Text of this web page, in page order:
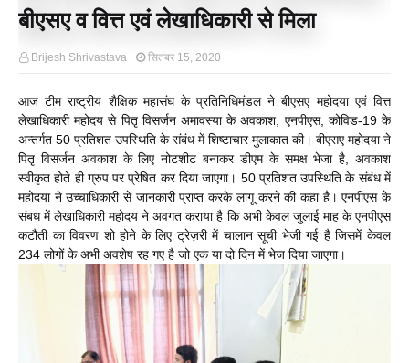
बीएसए व वित्त एवं लेखाधिकारी से मिला
Brijesh Shrivastava सितंबर 15, 2020
आज टीम राष्ट्रीय शैक्षिक महासंघ के प्रतिनिधिमंडल ने बीएसए महोदया एवं वित्त
लेखाधिकारी महोदय से पितृ विसर्जन अमावस्या के अवकाश, एनपीएस, कोविड-19 के
अन्तर्गत 50 प्रतिशत उपस्थिति के संबंध में शिष्टाचार मुलाकात की। बीएसए महोदया ने
पितृ विसर्जन अवकाश के लिए नोटशीट बनाकर डीएम के समक्ष भेजा है, अवकाश
स्वीकृत होते ही ग्रुप पर प्रेषित कर दिया जाएगा। 50 प्रतिशत उपस्थिति के संबंध में
महोदया ने उच्चाधिकारी से जानकारी प्राप्त करके लागू करने की कहा है। एनपीएस के
संबध में लेखाधिकारी महोदय ने अवगत कराया है कि अभी केवल जुलाई माह के एनपीएस
कटौती का विवरण शो होने के लिए ट्रेज़री में चालान सूची भेजी गई है जिसमें केवल
234 लोगों के अभी अवशेष रह गए है जो एक या दो दिन में भेज दिया जाएगा।